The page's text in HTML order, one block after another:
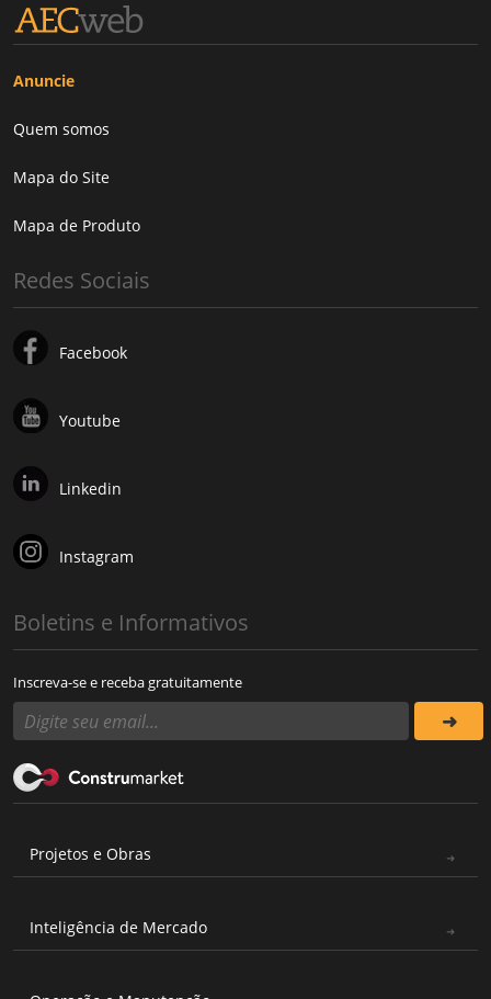
Anuncie
Quem somos
Mapa do Site
Mapa de Produto
Redes Sociais
Facebook
Youtube
Linkedin
Instagram
Boletins e Informativos
Inscreva-se e receba gratuitamente
Projetos e Obras
Inteligência de Mercado